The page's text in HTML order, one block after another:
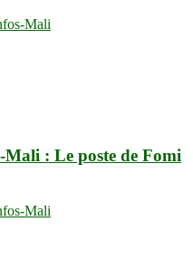
Mali
: Le poste de Fomi
Mali